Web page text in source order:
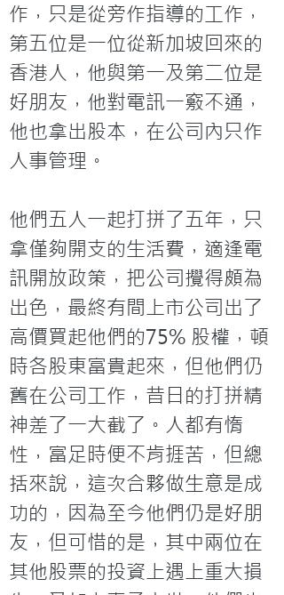
作，只是從旁作指導的工作，
第五位是一位從新加坡回來的
香港人，他與第一及第二位是
好朋友，他對電訊一竅不通，
他也拿出股本，在公司內只作
人事管理。
他們五人一起打拼了五年，只
拿僅夠開支的生活費，適逢電
訊開放政策，把公司攪得頗為
出色，最終有間上市公司出了
高價買起他們的75% 股權，頓
時各股東富貴起來，但他們仍
舊在公司工作，昔日的打拼精
神差了一大截了。人都有惰
性，富足時便不肯捱苦，但總
括來說，這次合夥做生意是成
功的，因為至今他們仍是好朋
友，但可惜的是，其中兩位在
其他股票的投資上遇上重大損